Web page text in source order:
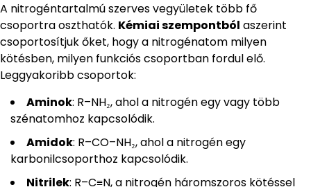
A nitrogéntartalmú szerves vegyületek több fő
csoportra oszthatók. Kémiai szempontból aszerint
csoportosítjuk őket, hogy a nitrogénatom milyen
kötésben, milyen funkciós csoportban fordul elő.
Leggyakoribb csoportok:
Aminok: R–NH₂, ahol a nitrogén egy vagy több
szénatomhoz kapcsolódik.
Amidok: R–CO–NH₂, ahol a nitrogén egy
karbonilcsoporthoz kapcsolódik.
Nitrilek: R–C≡N, a nitrogén háromszoros kötéssel